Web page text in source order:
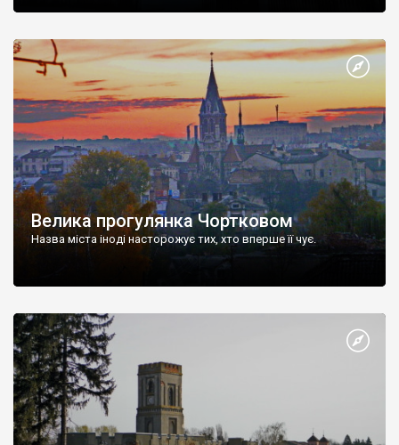
Велика прогулянка Чортковом
Назва міста іноді насторожує тих, хто вперше її чує.